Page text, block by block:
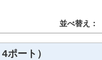
並べ替え：
ポート）